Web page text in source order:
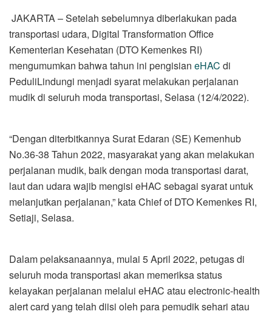
JAKARTA – Setelah sebelumnya diberlakukan pada
transportasi udara, Digital Transformation Office
Kementerian Kesehatan (DTO Kemenkes RI)
mengumumkan bahwa tahun ini pengisian eHAC di
PeduliLindungi menjadi syarat melakukan perjalanan
mudik di seluruh moda transportasi, Selasa (12/4/2022).
“Dengan diterbitkannya Surat Edaran (SE) Kemenhub
No.36-38 Tahun 2022, masyarakat yang akan melakukan
perjalanan mudik, baik dengan moda transportasi darat,
laut dan udara wajib mengisi eHAC sebagai syarat untuk
melanjutkan perjalanan,” kata Chief of DTO Kemenkes RI,
Setiaji, Selasa.
Dalam pelaksanaannya, mulai 5 April 2022, petugas di
seluruh moda transportasi akan memeriksa status
kelayakan perjalanan melalui eHAC atau electronic-health
alert card yang telah diisi oleh para pemudik sehari atau